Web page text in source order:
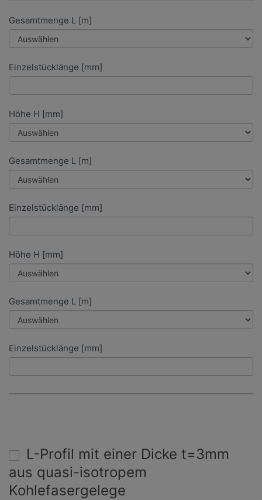
Gesamtmenge L [m]
Einzelstücklänge [mm]
Höhe H [mm]
Gesamtmenge L [m]
Einzelstücklänge [mm]
Höhe H [mm]
Gesamtmenge L [m]
Einzelstücklänge [mm]
L-Profil mit einer Dicke t=3mm
aus quasi-isotropem
Kohlefasergelege